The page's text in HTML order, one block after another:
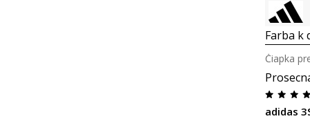
Farba k
adidas
Čiapka